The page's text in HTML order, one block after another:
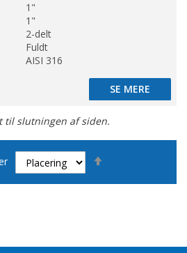
1"
1"
2-delt
Fuldt
AISI 316
SE MERE
SE MERE
til slutningen af siden.